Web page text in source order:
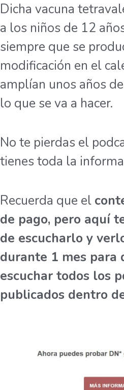
Dicha vacuna
a los niños de 12
siempre que se
modificación en el
amplían unos años
lo que se va a hacer.
No te pierdas el
tienes toda la
Recuerda que el
de pago, pero aquí
de escucharlo y
durante 1 mes para
escuchar todos los
publicados dentro